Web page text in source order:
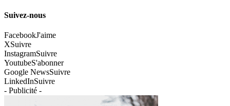
Suivez-nous
FacebookJ'aime
XSuivre
InstagramSuivre
YoutubeS'abonner
Google NewsSuivre
LinkedInSuivre
- Publicité -